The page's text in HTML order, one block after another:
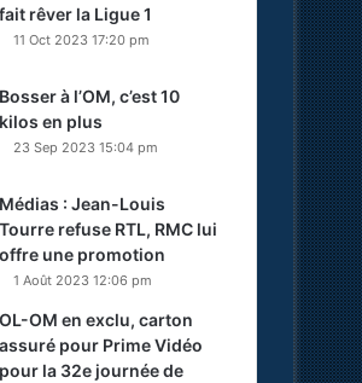
fait rêver la Ligue 1
11 Oct 2023 17:20 pm
Bosser à l’OM, c’est 10
kilos en plus
23 Sep 2023 15:04 pm
Médias : Jean-Louis
Tourre refuse RTL, RMC lui
offre une promotion
1 Août 2023 12:06 pm
OL-OM en exclu, carton
assuré pour Prime Vidéo
pour la 32e journée de